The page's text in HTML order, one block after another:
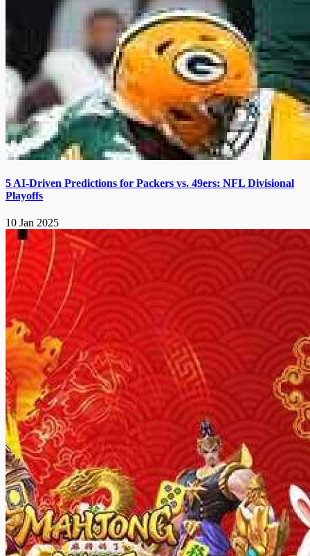
5 AI-Driven Predictions for Packers vs. 49ers: NFL Divisional
Playoffs
10 Jan 2025